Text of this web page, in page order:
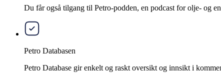
Du får også tilgang til Petro-podden, en podcast for olje- og
Petro Databasen
Petro Database gir enkelt og raskt oversikt og innsikt i